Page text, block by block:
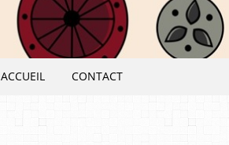
ACCUEIL CONTACT